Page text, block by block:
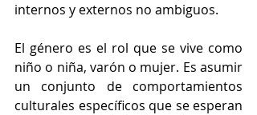
internos y externos no ambiguos.
El género es el rol que se vive como
niño o niña, varón o mujer. Es asumir
un conjunto de comportamientos
culturales específicos que se esperan